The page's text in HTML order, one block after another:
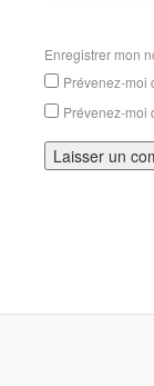
Enregistrer mon
Prévenez-moi
Prévenez-moi